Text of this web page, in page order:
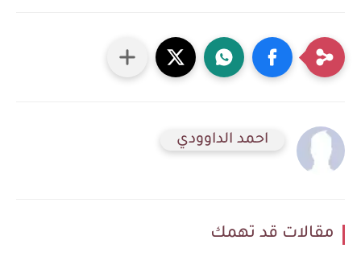
احمد الداوودي
مقالات قد تهمك